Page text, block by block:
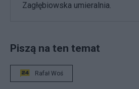
Zagłębiowska umieralnia.
Piszą na ten temat
Rafał Woś